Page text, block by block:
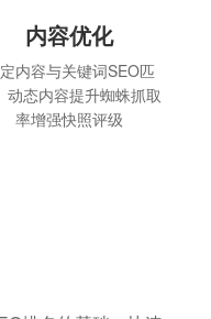
内容优化
内容与关键词SEO匹
动态内容提升蜘蛛抓取
率增强快照评级